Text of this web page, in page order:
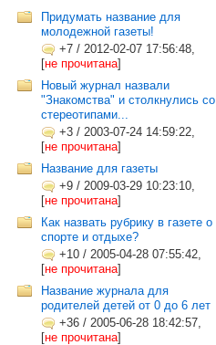
Придумать название для
молодежной газеты!
+7 / 2012-02-07 17:56:48,
[не прочитана]
Новый журнал назвали
"Знакомства" и столкнулись со
стереотипами...
+3 / 2003-07-24 14:59:22,
[не прочитана]
Название для газеты
+9 / 2009-03-29 10:23:10,
[не прочитана]
Как назвать рубрику в газете о
спорте и отдыхе?
+10 / 2005-04-28 07:55:42,
[не прочитана]
Название журнала для
родителей детей от 0 до 6 лет
+36 / 2005-06-28 18:42:57,
[не прочитана]